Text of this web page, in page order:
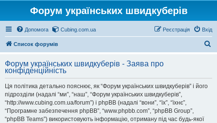
Форум українських швидкуберів
Допомога Cubing.com.ua Вхід
Реєстрація
Список форумів
у
Форум українських швидкуберів - Заява про
конфіденційність
Ця політика детально пояснює, як “Форум українських швидкуберів” і його
підрозділи (надалі “ми”, “наш”, “Форум українських швидкуберів”,
“http://www.cubing.com.ua/forum”) і phpBB (надалі “вони”, “їх”, “їхнє”,
“Програмне забезпечення phpBB”, “www.phpbb.com”, “phpBB Group”,
“phpBB Teams”) використовують інформацію, отриману під час будь-якої